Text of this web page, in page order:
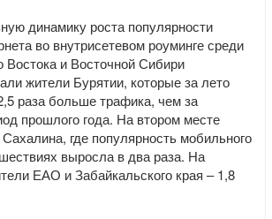
динамику роста популярности
во внутрисетевом роуминге среди
Востока и Восточной Сибири
жители Бурятии, которые за лето
раза больше трафика, чем за
прошлого года. На втором месте
где популярность мобильного
выросла в два раза. На
ЕАО и Забайкальского края – 1,8